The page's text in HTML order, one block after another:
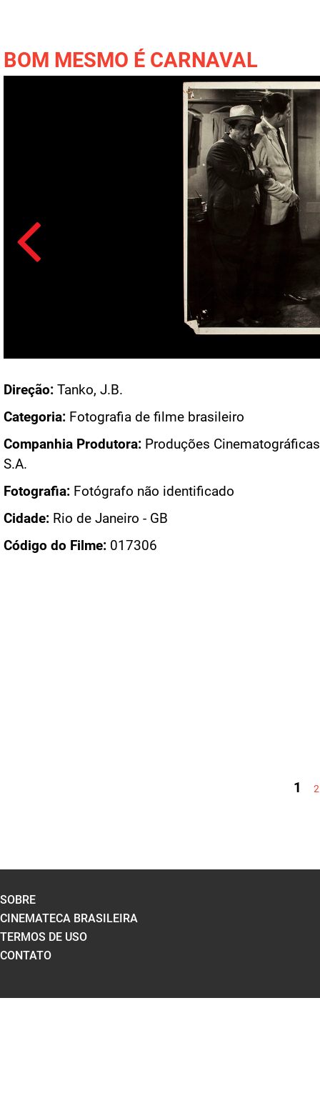
BOM MESMO É CARNAVAL
Direção: Tanko, J.B.
Categoria: Fotografia de filme brasileiro
Companhia Produtora: Produções
S.A.
Fotografia: Fotógrafo não identificado
Cidade: Rio de Janeiro - GB
Código do Filme: 017306
1 2
SOBRE
CINEMATECA BRASILEIRA
TERMOS DE USO
CONTATO